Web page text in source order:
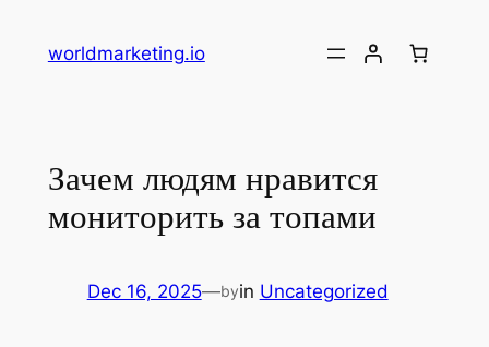
worldmarketing.io
Зачем людям нравится
мониторить за топами
Dec 16, 2025—byin Uncategorized